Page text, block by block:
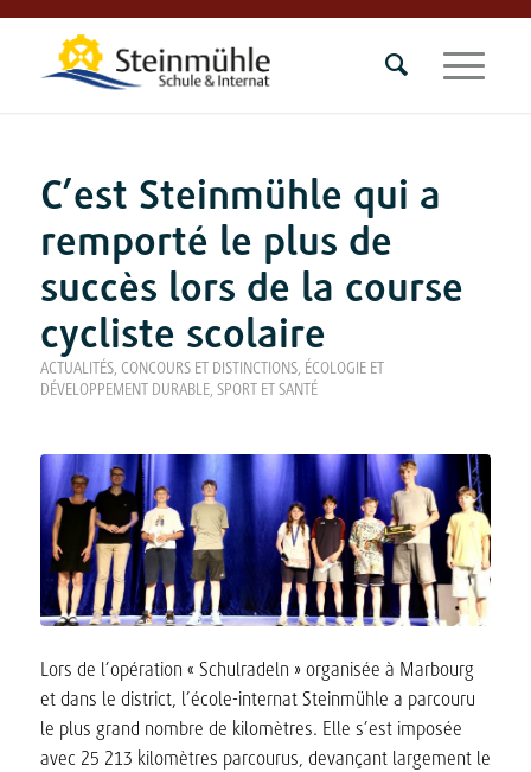
C’est Steinmühle qui a
remporté le plus de
succès lors de la course
cycliste scolaire
ACTUALITÉS, CONCOURS ET DISTINCTIONS, ÉCOLOGIE ET
DÉVELOPPEMENT DURABLE, SPORT ET SANTÉ
Lors de l’opération « Schulradeln » organisée à Marbourg
et dans le district, l’école-internat Steinmühle a parcouru
le plus grand nombre de kilomètres. Elle s’est imposée
avec 25 213 kilomètres parcourus, devançant largement le